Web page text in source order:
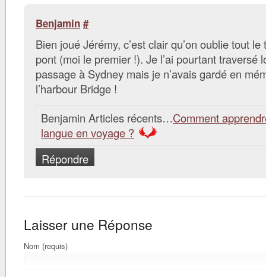
Benjamin #
Bien joué Jérémy, c’est clair qu’on oublie tout le
pont (moi le premier !). Je l’ai pourtant traversé
passage à Sydney mais je n’avais gardé en
l’harbour Bridge !
Benjamin Articles récents…Comment
langue en voyage ?
Répondre
Laisser une Réponse
Nom (requis)